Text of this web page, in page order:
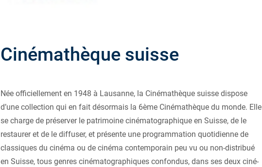
Cinémathèque suisse
Née officiellement en 1948 à Lausanne, la Cinémathèque suisse dispose
d’une collection qui en fait désormais la 6ème Cinémathèque du monde. Elle
se charge de préserver le patrimoine cinématographique en Suisse, de le
restaurer et de le diffuser, et présente une programmation quotidienne de
classiques du cinéma ou de cinéma contemporain peu vu ou non-distribué
en Suisse, tous genres cinématographiques confondus, dans ses deux ciné-